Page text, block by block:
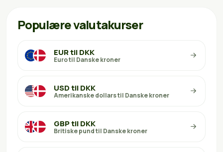
Populære valutakurser
EUR til DKK
Euro til Danske kroner
USD til DKK
Amerikanske dollars til Danske kroner
GBP til DKK
Britiske pund til Danske kroner